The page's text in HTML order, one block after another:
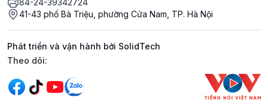
41-43 phố Bà Triệu, phường Cửa Nam, TP. Hà Nội
Phát triển và vận hành bởi SolidTech
Mạng xã hội
Theo dõi: